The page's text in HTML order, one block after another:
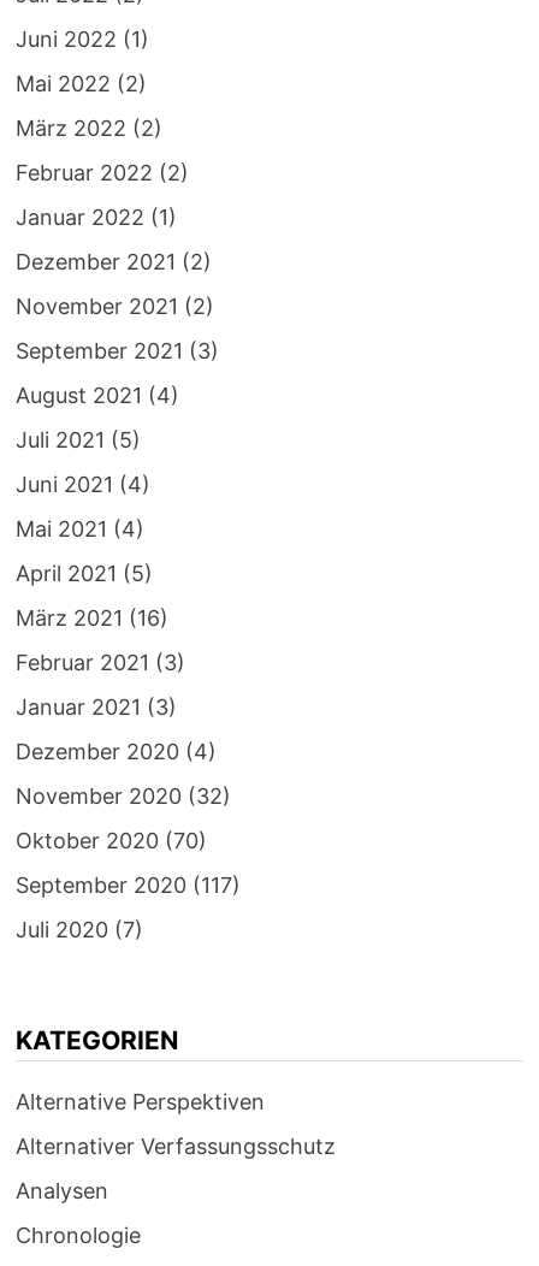
Juni 2022 (1)
Mai 2022 (2)
März 2022 (2)
Februar 2022 (2)
Januar 2022 (1)
Dezember 2021 (2)
November 2021 (2)
September 2021 (3)
August 2021 (4)
Juli 2021 (5)
Juni 2021 (4)
Mai 2021 (4)
April 2021 (5)
März 2021 (16)
Februar 2021 (3)
Januar 2021 (3)
Dezember 2020(4)
November 2020(32)
Oktober 2020(70)
September 2020(117)
Juli 2020(7)
KATEGORIEN
Alternative Perspektiven
Alternativer Verfassungsschutz
Analysen
Chronologie